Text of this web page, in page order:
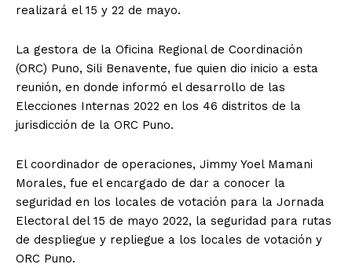
realizará el 15 y 22 de mayo.
La gestora de la Oficina Regional de Coordinación
(ORC) Puno, Sili Benavente, fue quien dio inicio a esta
reunión, en donde informó el desarrollo de las
Elecciones Internas 2022 en los 46 distritos de la
jurisdicción de la ORC Puno.
El coordinador de operaciones, Jimmy Yoel Mamani
Morales, fue el encargado de dar a conocer la
seguridad en los locales de votación para la Jornada
Electoral del 15 de mayo 2022, la seguridad para rutas
de despliegue y repliegue a los locales de votación y
ORC Puno.